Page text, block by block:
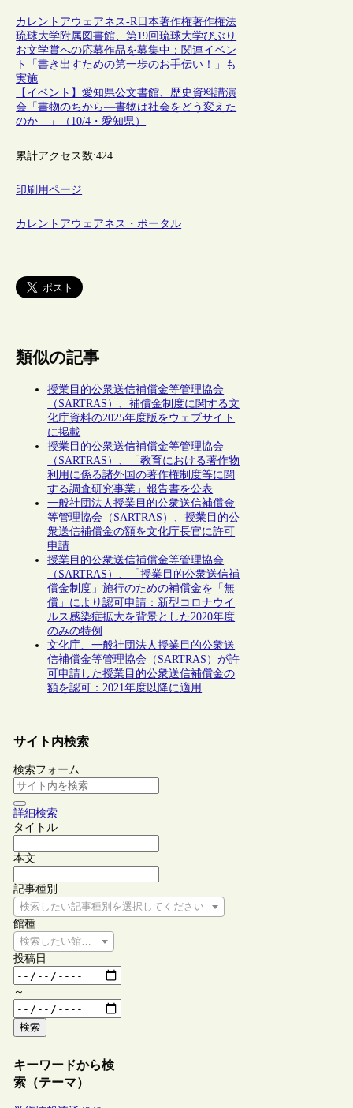
カレントアウェアネス-R日本著作権著作権法
琉球大学附属図書館、第19回琉球大学びぶり
お文学賞への応募作品を募集中：関連イベン
ト「書き出すための第一歩のお手伝い！」も
実施
【イベント】愛知県公文書館、歴史資料講演
会「書物のちから―書物は社会をどう変えた
のか―」（10/4・愛知県）
累計アクセス数:424
印刷用ページ
カレントアウェアネス・ポータル
類似の記事
授業目的公衆送信補償金等管理協会
（SARTRAS）、補償金制度に関する文
化庁資料の2025年度版をウェブサイト
に掲載
授業目的公衆送信補償金等管理協会
（SARTRAS）、「教育における著作物
利用に係る諸外国の著作権制度等に関
する調査研究事業」報告書を公表
一般社団法人授業目的公衆送信補償金
等管理協会（SARTRAS）、授業目的公
衆送信補償金の額を文化庁長官に許可
申請
授業目的公衆送信補償金等管理協会
（SARTRAS）、「授業目的公衆送信補
償金制度」施行のための補償金を「無
償」により認可申請：新型コロナウイ
ルス感染症拡大を背景とした2020年度
のみの特例
文化庁、一般社団法人授業目的公衆送
信補償金等管理協会（SARTRAS）が許
可申請した授業目的公衆送信補償金の
額を認可：2021年度以降に適用
サイト内検索
検索フォーム
詳細検索
タイトル
本文
記事種別
検索したい記事種別を選択してください
館種
検索したい館種を選択してください
投稿日
～
検索
キーワードから検
索（テーマ）